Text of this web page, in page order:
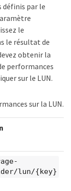
définis par le
le
le résultat de
obtenir la
performances
sur le LUN.
sur la LUN.
lun/{key}